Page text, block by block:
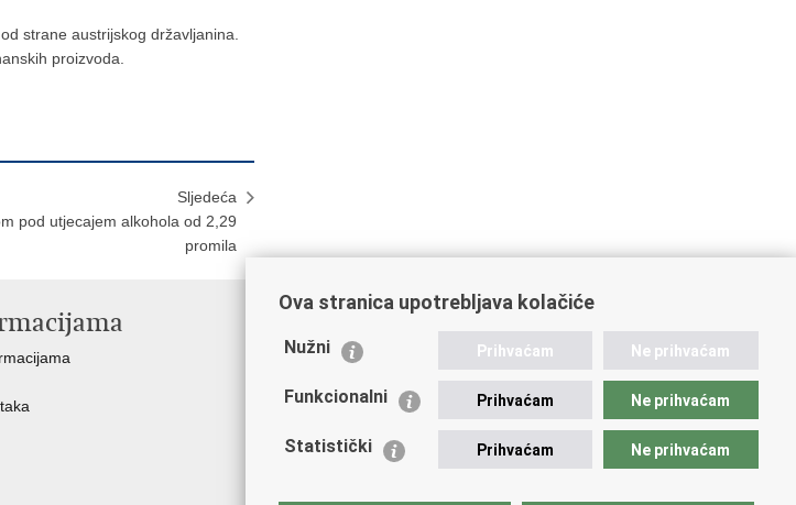
strane austrijskog državljanina.
proizvoda.
Sljedeća
pod utjecajem alkohola od 2,29
promila
Važne poveznice
Ministarstvo unutarnjih poslova
Udruge
Policijska akademija
Ova stranica upotrebljava kolačiće
Nužni Prihvaćam Ne prihvaćam
Funkcionalni Prihvaćam Ne prihvaćam
Statistički Prihvaćam Ne prihvaćam